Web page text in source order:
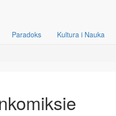
Paradoks
Kultura i Nauka